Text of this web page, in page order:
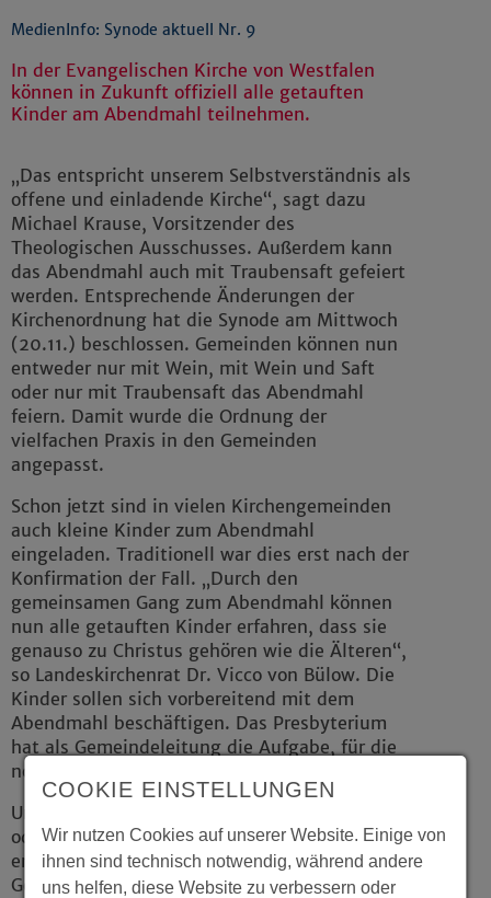
MedienInfo: Synode aktuell Nr. 9
In der Evangelischen Kirche von Westfalen
können in Zukunft offiziell alle getauften
Kinder am Abendmahl teilnehmen.
„Das entspricht unserem Selbstverständnis als
offene und einladende Kirche“, sagt dazu
Michael Krause, Vorsitzender des
Theologischen Ausschusses. Außerdem kann
das Abendmahl auch mit Traubensaft gefeiert
werden. Entsprechende Änderungen der
Kirchenordnung hat die Synode am Mittwoch
(20.11.) beschlossen. Gemeinden können nun
entweder nur mit Wein, mit Wein und Saft
oder nur mit Traubensaft das Abendmahl
feiern. Damit wurde die Ordnung der
vielfachen Praxis in den Gemeinden
angepasst.
Schon jetzt sind in vielen Kirchengemeinden
auch kleine Kinder zum Abendmahl
eingeladen. Traditionell war dies erst nach der
Konfirmation der Fall. „Durch den
gemeinsamen Gang zum Abendmahl können
nun alle getauften Kinder erfahren, dass sie
genauso zu Christus gehören wie die Älteren“,
so Landeskirchenrat Dr. Vicco von Bülow. Die
Kinder sollen sich vorbereitend mit dem
Abendmahl beschäftigen. Das Presbyterium
hat als Gemeindeleitung die Aufgabe, für die
notwendige Hinführung der Kinder zu sorgen.
Um bestimmte Personengruppen wie Kinder
oder Alkoholkranke nicht auszuschließen,
enthält der Abendmahlskelch in vielen
Gemeinden schon lange Traubensaft statt
COOKIE EINSTELLUNGEN
Wir nutzen Cookies auf unserer Website. Einige von
ihnen sind technisch notwendig, während andere
uns helfen, diese Website zu verbessern oder